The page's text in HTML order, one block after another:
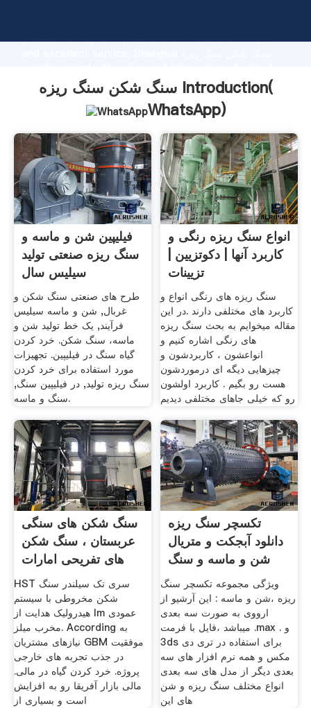
production capability, advanced research strength
customers.
سنگ شکن سنگ ریزه Introduction(
WhatsApp)
فیلیپین شن و ماسه و
سنگ ریزه صنعتی تولید
سیلیس سال
طرح های صنعتی سنگ شکن و
غربال, شن و ماسه سیلیس
فرآیند, یک خط تولید شن و
ماسه، سنگ شکن. خرد کردن
گیاه سنگ در فیلیپین. تجهیزات
مورد استفاده برای خرد کردن
سنگ ریزه تولید, در فیلیپین سنگ,
سنگ و ماسه.
انواع سنگ ریزه رنگی و
کاربرد آنها | دکوتزیین |
تزیینات
سنگ ریزه های رنگی انواع و
کاربرد های مختلفی دارند .در این
مقاله میخوایم به بحث سنگ ریزه
های رنگی اشاره کنیم و
انواعشون ، کاربردشون و
چیزهایی دیگه ای درموردشون
هست رو بگیم . کاربرد اولشون
رو که خیلی جاهای مختلفی دیدیم
سنگ شکن های سنگی
عربستان ، سنگ شکن
های تفریحی امارات
HST سری تک سیلندر سنگ
شکن مخروطی با سیستم
هیدرولیک هدایت از lm عمودی
مخرب میلز. According به
نیازهای مشتریان GBM موفقیت
در جذب تجربه های خارجی
پروژه. خرد کردن گیاه در مالی.
مالی بازار آفریقا رو به افزایش
است و بسیاری از
تکسچر سنگ ریزه
دانلود آبجکت و متریال
شن و ماسه و سنگ
ریزه
ویژگی مجموعه تکسچر سنگ
ریزه ،شن و ماسه : این آرشیو از
ارووی به صورت سه بعدی
میباشد ،فایل با فرمت .max و .
3ds برای استفاده در تری دی
مکس و همه نرم افزار های سه
بعدی دیگر از مدل های سه بعدی
انواع مختلف سنگ ریزه و شن
های این